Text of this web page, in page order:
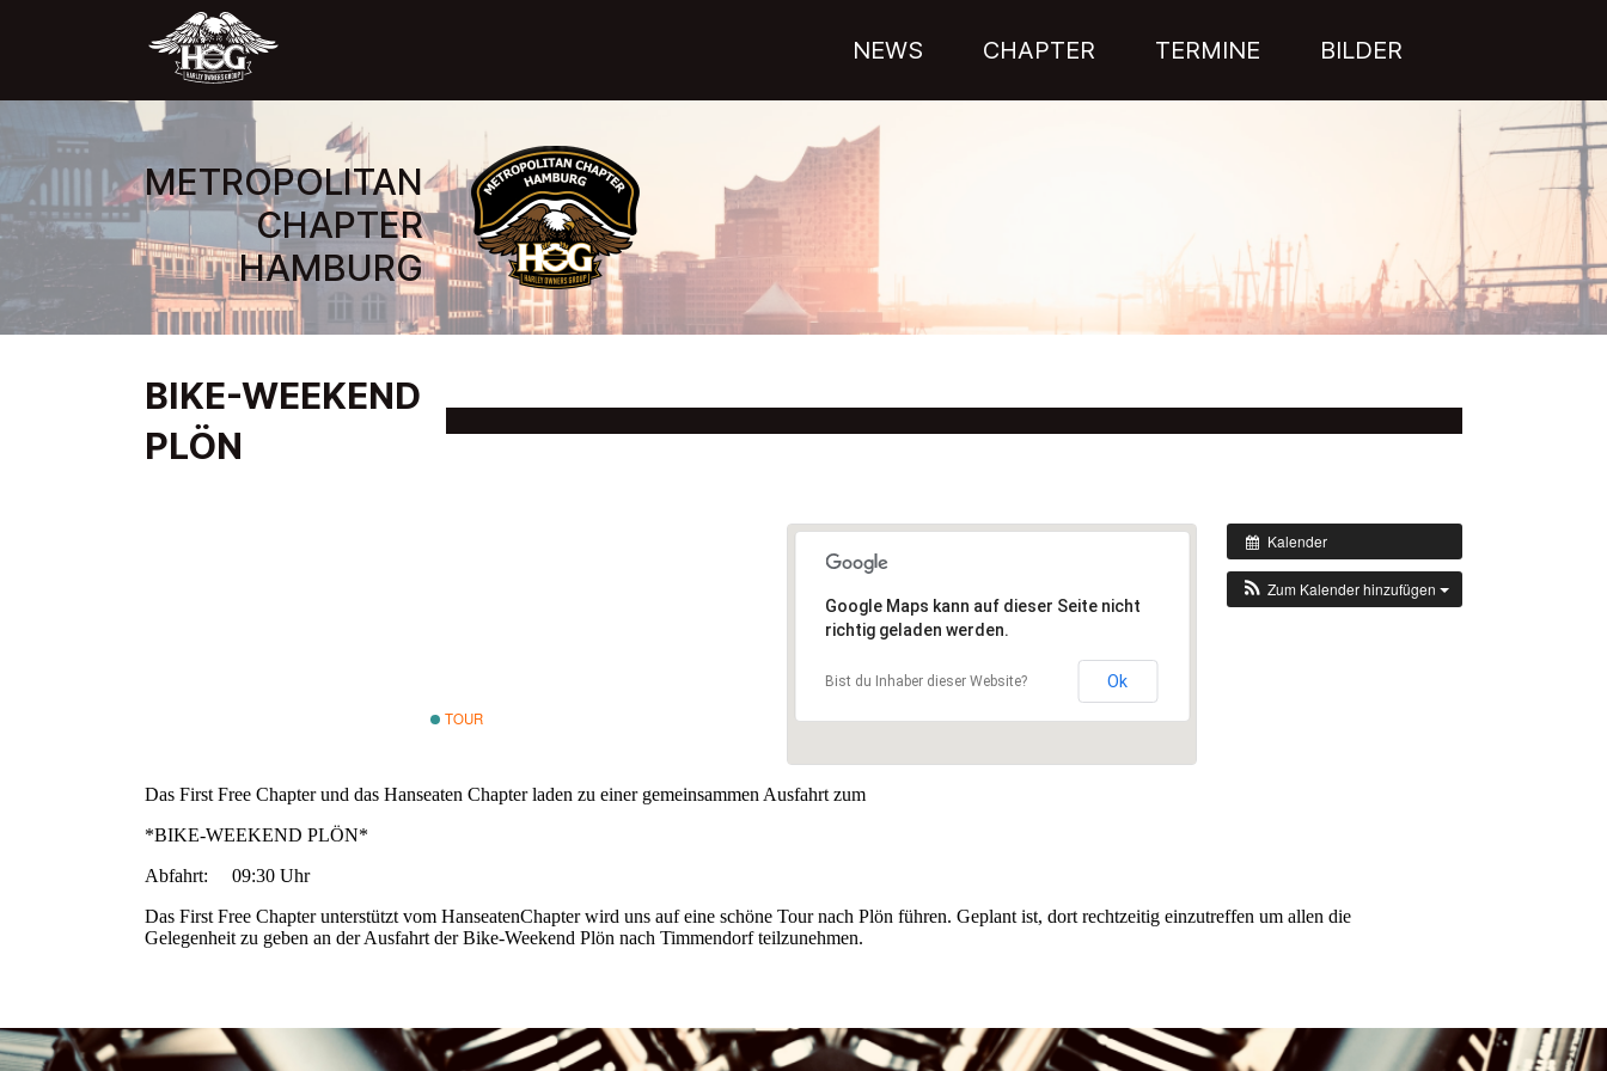
NEWS CHAPTER TERMINE BILDER
METROPOLITAN
CHAPTER
HAMBURG
BIKE-WEEKEND
PLÖN
Kalender
Zum Kalender hinzufügen
Google Maps kann auf dieser Seite nicht
richtig geladen werden.
Bist du Inhaber dieser Website? Ok
TOUR
Das First Free Chapter und das Hanseaten Chapter laden zu einer gemeinsammen Ausfahrt zum
*BIKE-WEEKEND PLÖN*
Abfahrt: 09:30 Uhr
Das First Free Chapter unterstützt vom HanseatenChapter wird uns auf eine schöne Tour nach Plön führen. Geplant ist, dort rechtzeitig einzutreffen um allen die
Gelegenheit zu geben an der Ausfahrt der Bike-Weekend Plön nach Timmendorf teilzunehmen.